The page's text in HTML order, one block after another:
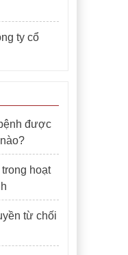
ty cổ
được
hoạt
từ chối